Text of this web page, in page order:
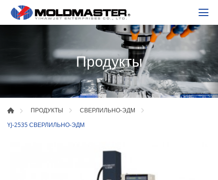
Продукты
ПРОДУКТЫ
СВЕРЛИЛЬНО-ЭДМ
YJ-2535 СВЕРЛИЛЬНО-ЭДМ